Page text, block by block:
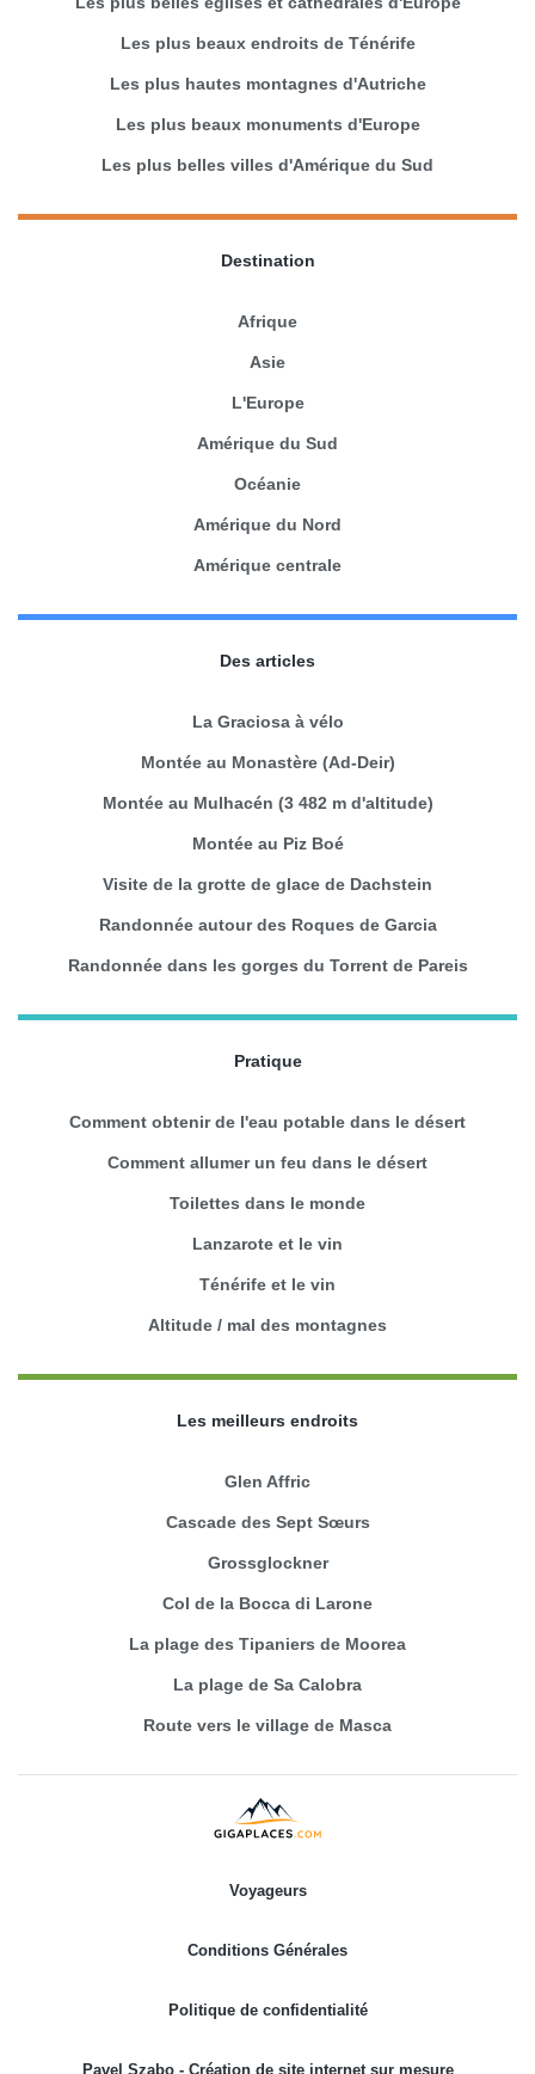
Les plus beaux endroits de Ténérife
Les plus hautes montagnes d'Autriche
Les plus beaux monuments d'Europe
Les plus belles villes d'Amérique du Sud
Destination
Afrique
Asie
L'Europe
Amérique du Sud
Océanie
Amérique du Nord
Amérique centrale
Des articles
La Graciosa à vélo
Montée au Monastère (Ad-Deir)
Montée au Mulhacén (3 482 m d'altitude)
Montée au Piz Boé
Visite de la grotte de glace de Dachstein
Randonnée autour des Roques de Garcia
Randonnée dans les gorges du Torrent de Pareis
Pratique
Comment obtenir de l'eau potable dans le désert
Comment allumer un feu dans le désert
Toilettes dans le monde
Lanzarote et le vin
Ténérife et le vin
Altitude / mal des montagnes
Les meilleurs endroits
Glen Affric
Cascade des Sept Sœurs
Grossglockner
Col de la Bocca di Larone
La plage des Tipaniers de Moorea
La plage de Sa Calobra
Route vers le village de Masca
Voyageurs
Conditions Générales
Politique de confidentialité
Pavel Szabo - Création de site internet sur mesure